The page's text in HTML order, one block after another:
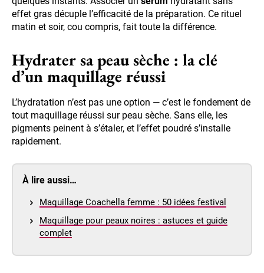
effet gras décuple l’efficacité de la préparation. Ce rituel
matin et soir, cou compris, fait toute la différence.
Hydrater sa peau sèche : la clé
d’un maquillage réussi
L’hydratation n’est pas une option — c’est le fondement de
tout maquillage réussi sur peau sèche. Sans elle, les
pigments peinent à s’étaler, et l’effet poudré s’installe
rapidement.
À lire aussi…
Maquillage Coachella femme : 50 idées festival
Maquillage pour peaux noires : astuces et guide
complet